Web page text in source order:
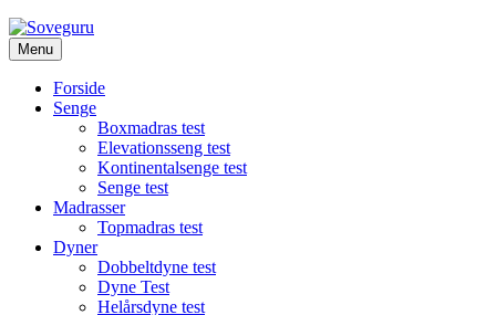
Menu
Forside
Senge
Boxmadras test
Elevationsseng test
Kontinentalsenge test
Senge test
Madrasser
Topmadras test
Dyner
Dobbeltdyne test
Dyne Test
Helårsdyne test